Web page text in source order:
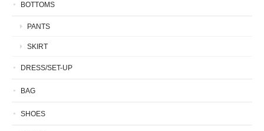
BOTTOMS
PANTS
SKIRT
DRESS/SET-UP
BAG
SHOES